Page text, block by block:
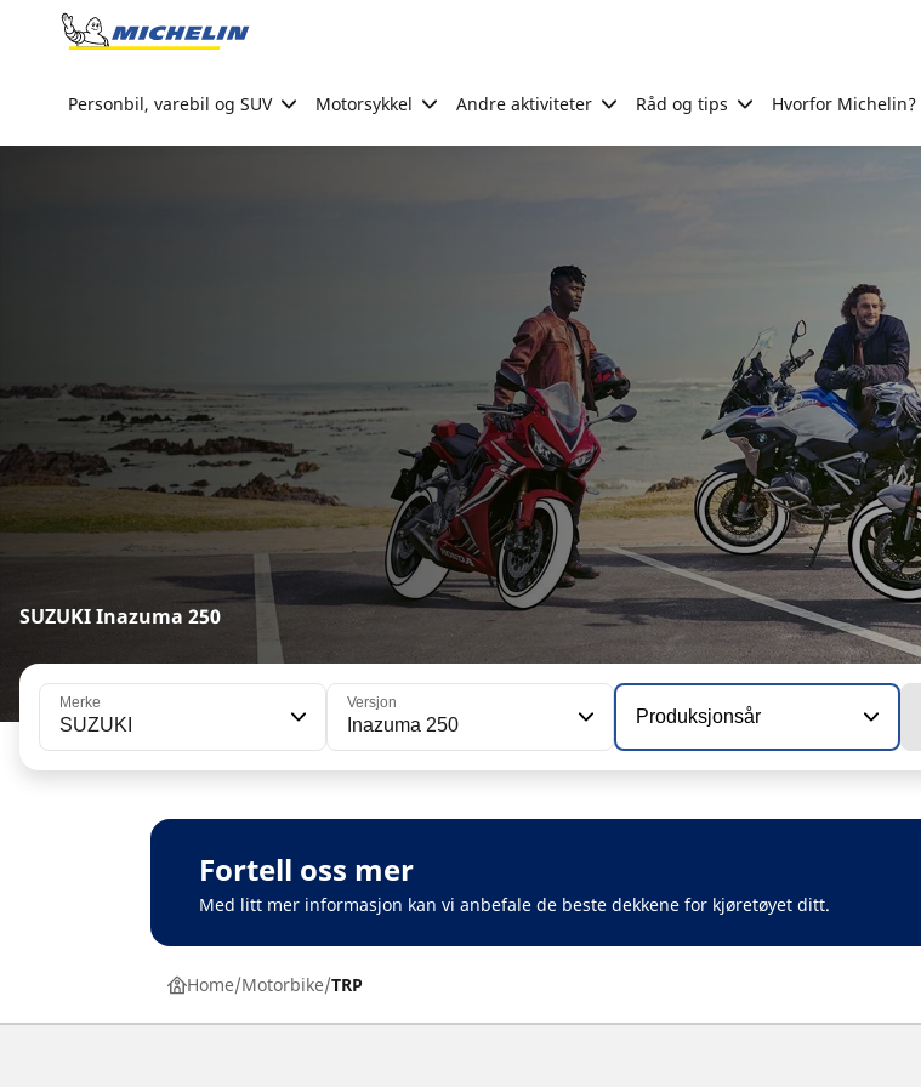
Go to page content
Personbil, varebil og SUV Motorsykkel Andre aktiviteter Råd og tips Hvorfor Michelin?
SUZUKI Inazuma 250
Merke
SUZUKI
Versjon
Inazuma 250 Produksjonsår
Fortell oss mer
Med litt mer informasjon kan vi anbefale de beste dekkene for kjøretøyet ditt.
Home Motorbike TRP